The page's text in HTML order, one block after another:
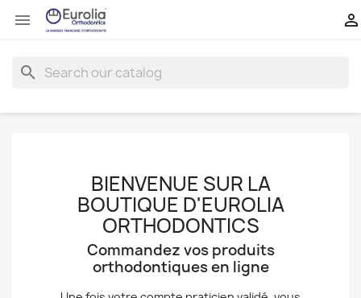
 
search
BIENVENUE SUR LA
BOUTIQUE D'EUROLIA
ORTHODONTICS
Commandez vos produits
orthodontiques en ligne